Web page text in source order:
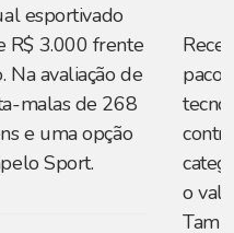
esportivado
R$ 3.000 frente
Na avaliação de
malas de 268
e uma opção
Sport.
o